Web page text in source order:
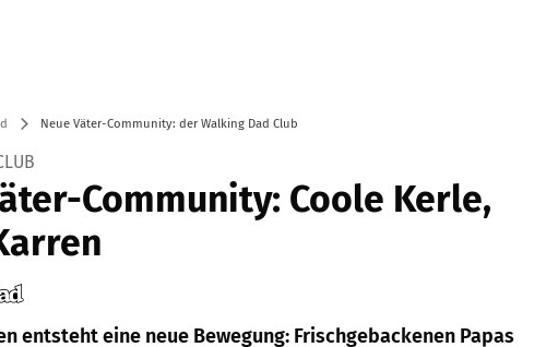
Neue Väter-Community: der Walking Dad Club
Community: Coole Kerle,
entsteht eine neue Bewegung: Frischgebackenen Papas